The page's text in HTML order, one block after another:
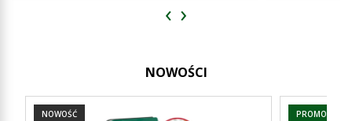
‹ ›
NOWOŚCI
NOWOŚĆ PROMOCJA